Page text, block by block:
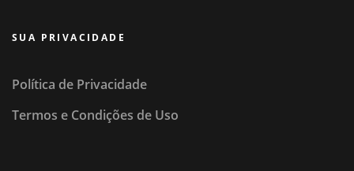
SUA PRIVACIDADE
Política de Privacidade
Termos e Condições de Uso